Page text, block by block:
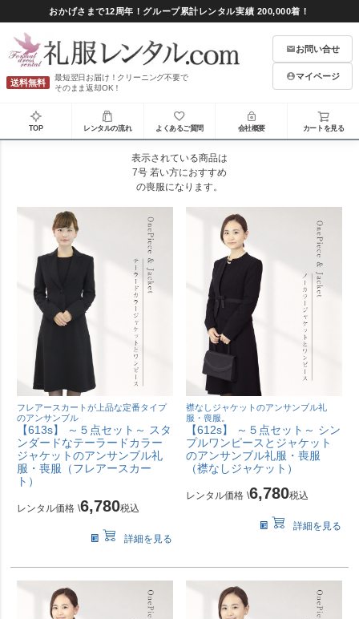
おかげさまで12周年！グループ累計レンタル実績 200,000着！
送料無料
最短翌日お届け！クリーニング不要で
そのまま返却OK！
お問い合せ
マイページ
TOP レンタルの流れ よくあるご質問 会社概要 カートを見る
表示されている商品は
7号 若い方におすすめ
の喪服になります。
フレアースカートが上品な定番タイプ
のアンサンブル
【613s】 ～５点セット～ スタ
ンダードなテーラードカラー
ジャケットのアンサンブル礼
服・喪服（フレアースカー
ト）
レンタル価格 \6,780税込
詳細を見る
襟なしジャケットのアンサンブル礼
服・喪服。
【612s】 ～５点セット～ シン
プルワンピースとジャケット
のアンサンブル礼服・喪服
（襟なしジャケット）
レンタル価格 \6,780税込
詳細を見る